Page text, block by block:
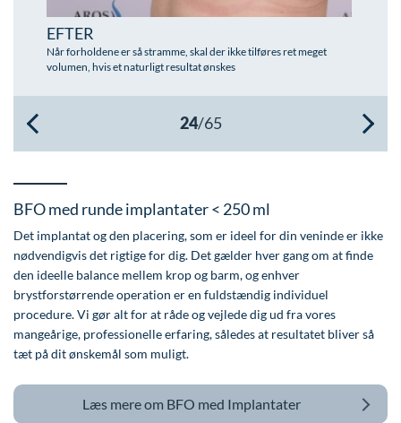
Øre-næse-hals
EFTER
Når forholdene er så stramme, skal der ikke tilføres ret meget
volumen, hvis et naturligt resultat ønskes
BFO med runde implantater < 250 ml
Det implantat og den placering, som er ideel for din veninde er ikke
nødvendigvis det rigtige for dig. Det gælder hver gang om at finde
den ideelle balance mellem krop og barm, og enhver
brystforstørrende operation er en fuldstændig individuel
procedure. Vi gør alt for at råde og vejlede dig ud fra vores
mangeårige, professionelle erfaring, således at resultatet bliver så
tæt på dit ønskemål som muligt.
Læs mere om BFO med Implantater